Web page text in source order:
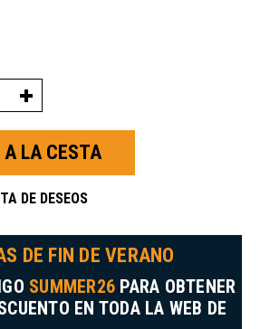
Aumentar
la
cantidad
54
dorados
DE DESEOS
DE FIN DE VERANO
SUMMER26 PARA OBTENER
EN TODA LA WEB DE